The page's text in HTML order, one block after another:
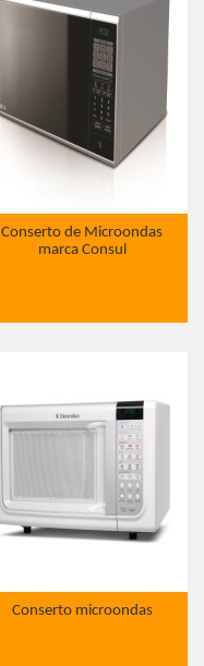
Conserto de Microondas
marca Consul
Conserto microondas